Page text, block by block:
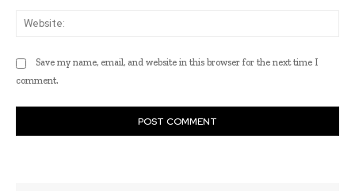
Save my name, email, and website in this browser for the next time I
comment.